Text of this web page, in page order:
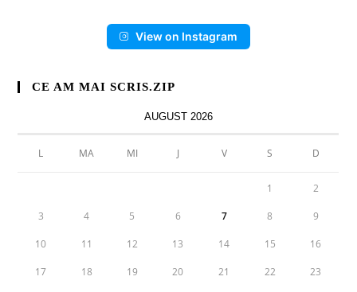
View on Instagram
CE AM MAI SCRIS.ZIP
AUGUST 2026
L MA MI J V S D
1 2
3 4 5 6 7 8 9
10 11 12 13 14 15 16
17 18 19 20 21 22 23